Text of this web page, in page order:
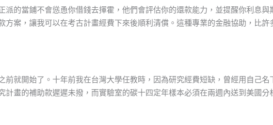
派的當鋪不會慫恿你借錢去揮霍，他們會評估你的還款能力，並提醒你利息與
方案，讓我可以在考古計畫經費下來後順利清償。這種專業的金融協助，比許
前就開始了。十年前我在台灣大學任教時，因為研究經費短缺，曾經用自己名
計畫的補助款遲遲未撥，而實驗室的碳十四定年樣本必須在兩週內送到美國分